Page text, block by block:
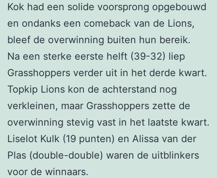
Kok had een solide voorsprong opgebouwd
en ondanks een comeback van de Lions,
bleef de overwinning buiten hun bereik.
Na een sterke eerste helft (39-32) liep
Grasshoppers verder uit in het derde kwart.
Topkip Lions kon de achterstand nog
verkleinen, maar Grasshoppers zette de
overwinning stevig vast in het laatste kwart.
Liselot Kulk (19 punten) en Alissa van der
Plas (double-double) waren de uitblinkers
voor de winnaars.